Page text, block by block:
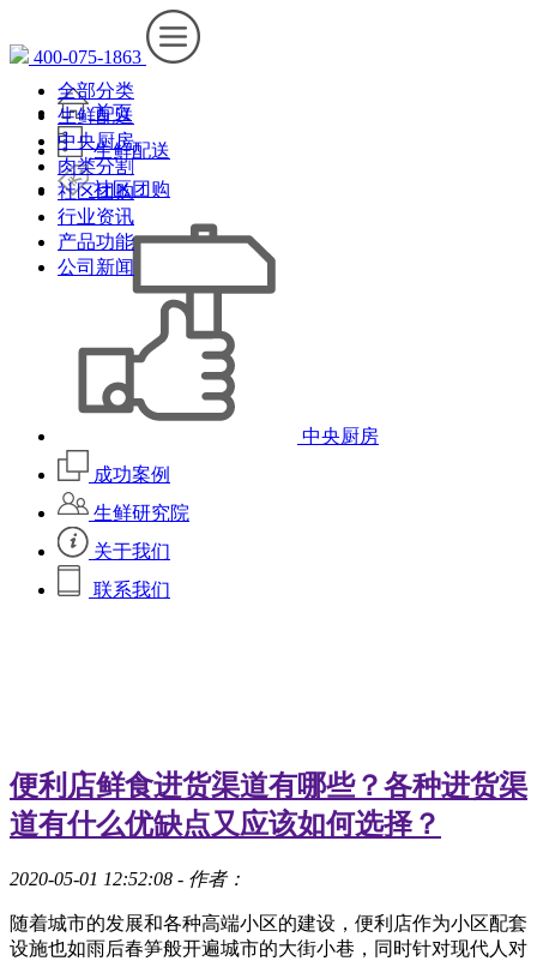
400-075-1863
首页
生鲜配送
社区团购
中央厨房
成功案例
生鲜研究院
关于我们
联系我们
全部分类
生鲜配送
中央厨房
肉类分割
社区团购
行业资讯
产品功能
公司新闻
便利店鲜食进货渠道有哪些？各种进货渠
道有什么优缺点又应该如何选择？
2020-05-01 12:52:08 - 作者：
随着城市的发展和各种高端小区的建设，便利店作为小区配套
设施也如雨后春笋般开遍城市的大街小巷，同时针对现代人对